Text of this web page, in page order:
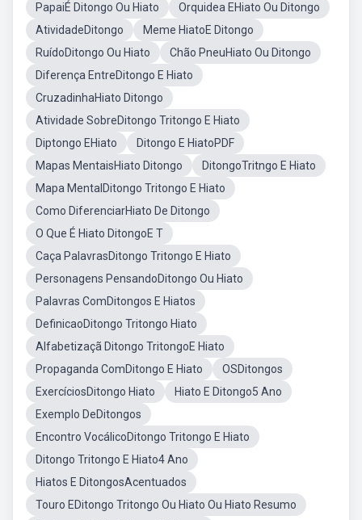
PapaiÉ Ditongo Ou Hiato
Orquidea EHiato Ou Ditongo
AtividadeDitongo
Meme HiatoE Ditongo
RuídoDitongo Ou Hiato
Chão PneuHiato Ou Ditongo
Diferença EntreDitongo E Hiato
CruzadinhaHiato Ditongo
Atividade SobreDitongo Tritongo E Hiato
Diptongo EHiato
Ditongo E HiatoPDF
Mapas MentaisHiato Ditongo
DitongoTritngo E Hiato
Mapa MentalDitongo Tritongo E Hiato
Como DiferenciarHiato De Ditongo
O Que É Hiato DitongoE T
Caça PalavrasDitongo Tritongo E Hiato
Personagens PensandoDitongo Ou Hiato
Palavras ComDitongos E Hiatos
DefinicaoDitongo Tritongo Hiato
Alfabetizaçã Ditongo TritongoE Hiato
Propaganda ComDitongo E Hiato
OSDitongos
ExercíciosDitongo Hiato
Hiato E Ditongo5 Ano
Exemplo DeDitongos
Encontro VocálicoDitongo Tritongo E Hiato
Ditongo Tritongo E Hiato4 Ano
Hiatos E DitongosAcentuados
Touro EDitongo Tritongo Ou Hiato Ou Hiato Resumo